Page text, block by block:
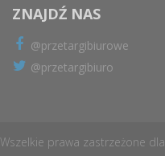
ZNAJDŹ NAS
@przetargibiurowe
@przetargibiuro
Wszelkie prawa zastrzeżone dla